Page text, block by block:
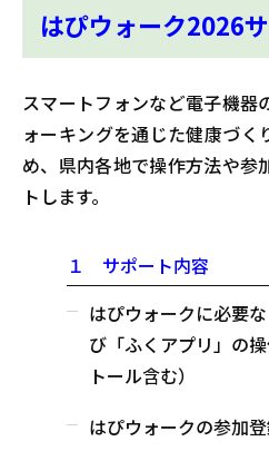
はぴウォーク2026
スマートフォンなど電子機器
ォーキングを通じた健康づく
め、県内各地で操作方法や参
トします。
１ サポート内容
はぴウォークに必要
び「ふくアプリ」の
トール含む）
はぴウォークの参加